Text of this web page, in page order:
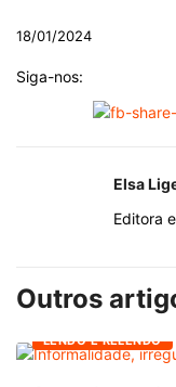
18/01/2024
Siga-nos:
Elsa
Editora
Outros
LENDO E RELENDO